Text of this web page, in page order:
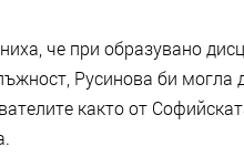
че при образувано
Русинова би
както от